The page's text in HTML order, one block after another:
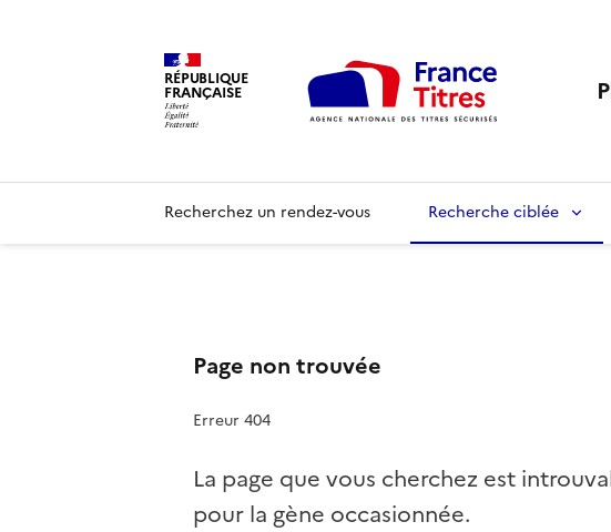
RÉPUBLIQUE
FRANÇAISE
Recherchez un rendez-vous Recherche ciblée
Page non trouvée
Erreur 404
La page que vous cherchez est
pour la gène occasionnée.